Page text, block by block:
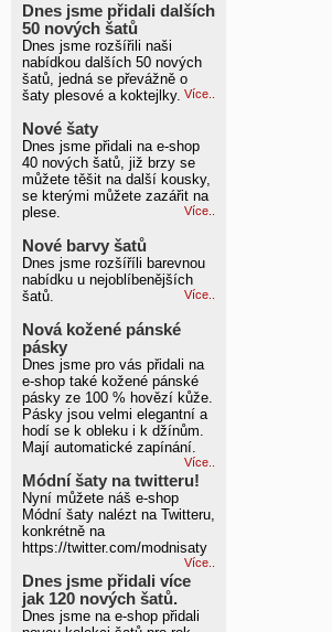
Dnes jsme přidali dalších
50 nových šatů
Dnes jsme rozšířili naši
nabídkou dalších 50 nových
šatů, jedná se převážně o
šaty plesové a koktejlky. Více..
Nové šaty
Dnes jsme přidali na e-shop
40 nových šatů, již brzy se
můžete těšit na další kousky,
se kterými můžete zazářit na
plese.
Více..
Nové barvy šatů
Dnes jsme rozšíříli barevnou
nabídku u nejoblíbenějších
šatů.
Více..
Nová kožené pánské
pásky
Dnes jsme pro vás přidali na
e-shop také kožené pánské
pásky ze 100 % hovězí kůže.
Pásky jsou velmi elegantní a
hodí se k obleku i k džínům.
Mají automatické zapínání.
Více..
Módní šaty na twitteru!
Nyní můžete náš e-shop
Módní šaty nalézt na Twitteru,
konkrétně na
https://twitter.com/modnisaty
Více..
Dnes jsme přidali více
jak 120 nových šatů.
Dnes jsme na e-shop přidali